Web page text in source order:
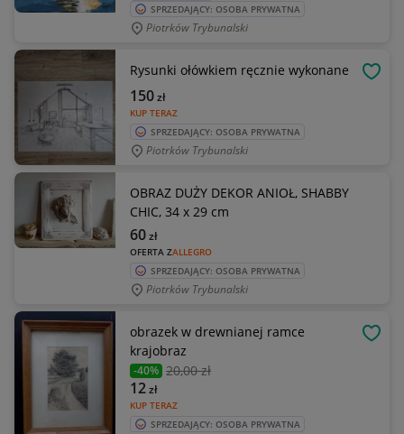
SPRZEDAJĄCY: OSOBA PRYWATNA
Piotrków Trybunalski
Rysunki ołówkiem ręcznie wykonane
KUP TERAZ
150zł
SPRZEDAJĄCY: OSOBA PRYWATNA
Piotrków Trybunalski
OBRAZ DUŻY DEKOR ANIOŁ, SHABBY
CHIC, 34 x 29 cm
OFERTA ZALLEGRO
60zł
SPRZEDAJĄCY: OSOBA PRYWATNA
Piotrków Trybunalski
obrazek w drewnianej ramce
krajobraz
-40% 20,00 zł
KUP TERAZ
12zł
SPRZEDAJĄCY: OSOBA PRYWATNA